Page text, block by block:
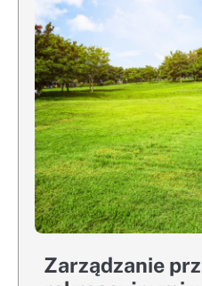
Zarządzanie